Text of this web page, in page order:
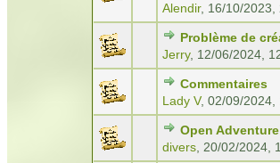
Alendir, 16/10/2023,
Problème de
Jerry, 12/06/2024,
Commentaires
Lady V, 02/09/2024,
Open
divers 20/02/2024,